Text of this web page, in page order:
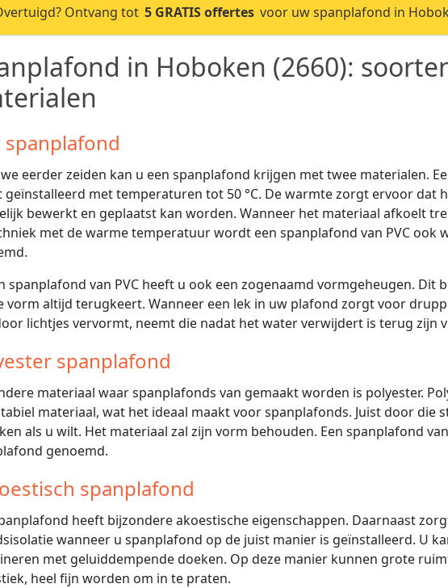
Ontvang tot 5 GRATIS offertes voor uw spanplafond in
in Hoboken (2660):
spanplafond
eerder zeiden kan u een spanplafond krijgen met twee materialen.
met temperaturen tot 50 °C. De warmte zorgt ervoor dat
bewerkt en geplaatst kan worden. Wanneer het materiaal afkoelt
met de warme temperatuur wordt een spanplafond van PVC ook
spanplafond van PVC heeft u ook een zogenaamd vormgeheugen. Dit
vorm altijd terugkeert. Wanneer een lek in uw plafond zorgt voor
lichtjes vervormt, neemt die nadat het water verwijdert is terug zijn
spanplafond
materiaal waar spanplafonds van gemaakt worden is polyester.
materiaal, wat het ideaal maakt voor spanplafonds. Juist door die
als u wilt. Het materiaal zal zijn vorm behouden. Een spanplafond
genoemd.
spanplafond
heeft bijzondere akoestische eigenschappen. Daarnaast
wanneer u spanplafond op de juist manier is geïnstalleerd. U
met geluiddempende doeken. Op deze manier kunnen grote
heel fijn worden om in te praten.